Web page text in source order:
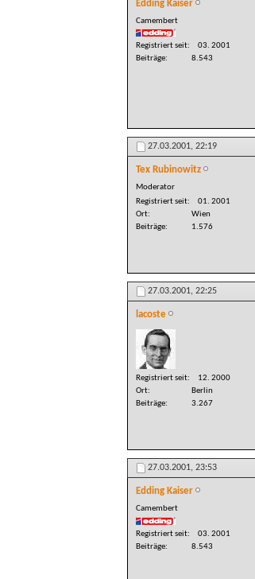
Edding Kaiser
Camembert
Registriert seit
03. 2001
Beiträge
8.543
27.03.2001, 22:19
Tex Rubinowitz
Moderator
Registriert seit
01. 2001
Ort
Wien
Beiträge
1.576
27.03.2001, 22:25
lacoste
Registriert seit
12. 2000
Ort
Berlin
Beiträge
3.267
27.03.2001, 23:53
Edding Kaiser
Camembert
Registriert seit
03. 2001
Beiträge
8.543